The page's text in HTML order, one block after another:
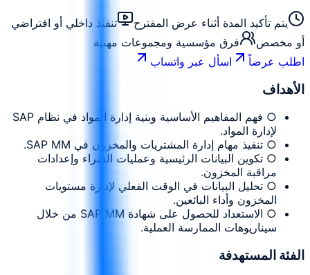
يتم تأكيد المدة أثناء عرض المقترح
تنفيذ داخلي أو افتراضي
أو مخصص
فرق مؤسسية ومجموعات مهنية
اطلب عرضاً
اسأل عبر واتساب
الأهداف
○ فهم المفاهيم الأساسية وبنية إدارة المواد في نظام SAP
لإدارة المواد.
○ تنفيذ مهام إدارة المشتريات والمخزون في SAP MM.
○ تكوين البيانات الرئيسية وعمليات الشراء وإعدادات
مراقبة المخزون.
○ تحليل البيانات في الوقت الفعلي لإدارة مستويات
المخزون وأداء البائعين.
○ الاستعداد للحصول على شهادة SAP MM من خلال
سيناريوهات الممارسة العملية.
الفئة المستهدفة